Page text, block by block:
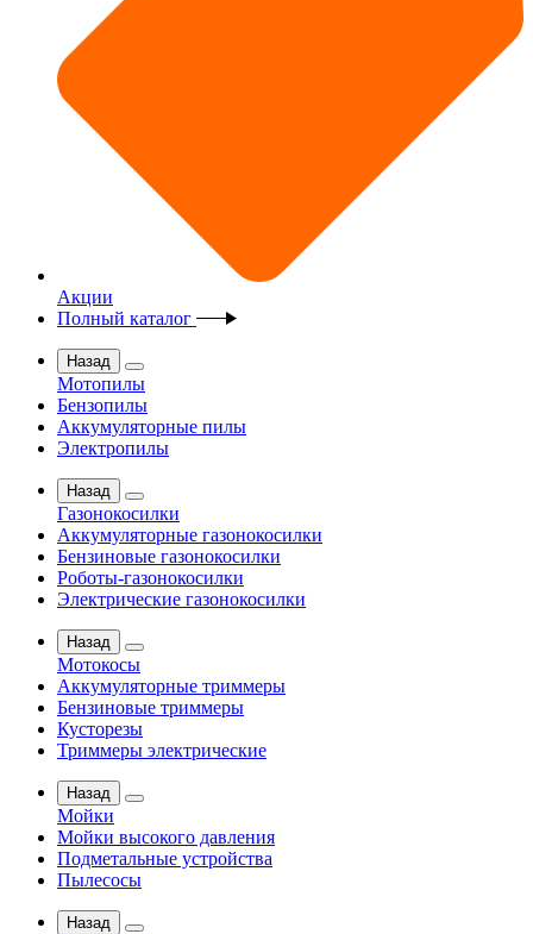
Акции
Полный каталог
Назад
Мотопилы
Бензопилы
Аккумуляторные пилы
Электропилы
Назад
Газонокосилки
Аккумуляторные газонокосилки
Бензиновые газонокосилки
Роботы-газонокосилки
Электрические газонокосилки
Назад
Мотокосы
Аккумуляторные триммеры
Бензиновые триммеры
Кусторезы
Триммеры электрические
Назад
Мойки
Мойки высокого давления
Подметальные устройства
Пылесосы
Назад